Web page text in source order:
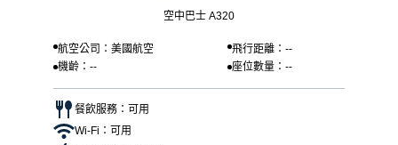
空中巴士 A320
航空公司：美國航空
飛行距離：--
機齡：--
座位數量：--
餐飲服務：可用
Wi-Fi：可用